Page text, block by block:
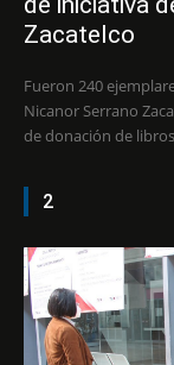
Zacatelco
Fueron 240
Nicanor Serrano Zacatelco, Tlax. Concluyó con gran éxito la campaña
de donación de
2